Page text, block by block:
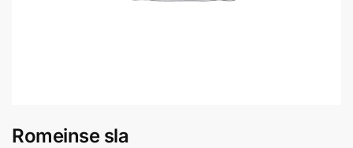
Romeinse sla